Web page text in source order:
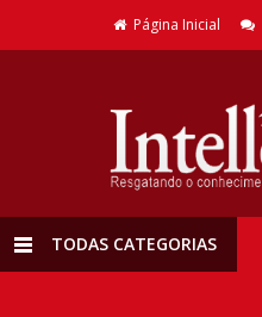
Página Inicial
TODAS CATEGORIAS